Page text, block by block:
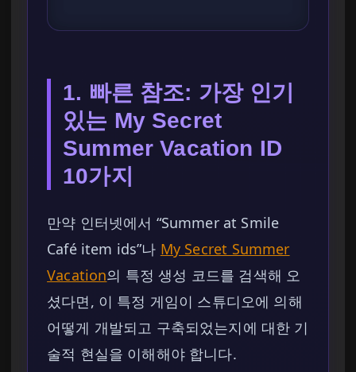
1. 빠른 참조: 가장 인기
있는 My Secret
Summer Vacation ID
10가지
만약 인터넷에서 “Summer at Smile
Café item ids”나 My Secret Summer
Vacation의 특정 생성 코드를 검색해 오
셨다면, 이 특정 게임이 스튜디오에 의해
어떻게 개발되고 구축되었는지에 대한 기
술적 현실을 이해해야 합니다.